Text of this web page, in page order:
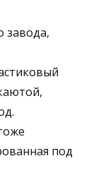
завода,
под